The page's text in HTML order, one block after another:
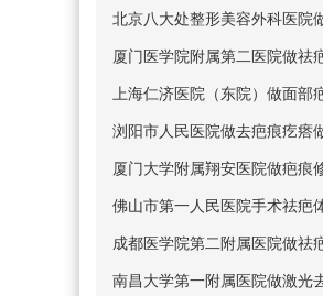
北京八大处整形美容外科医院
厦门医学院附属第二医院做祛
上海仁济医院（东院）做面部
浏阳市人民医院做去疤痕疙瘩
厦门大学附属翔安医院做疤痕
佛山市第一人民医院手术祛疤
成都医学院第二附属医院做祛
南昌大学第一附属医院做激光